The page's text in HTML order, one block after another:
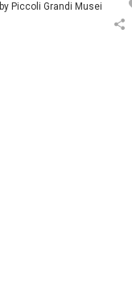
by Piccoli Grandi Musei